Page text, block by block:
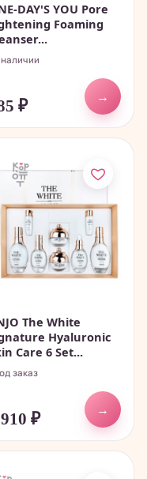
DAY'S YOU Pore
Foaming
₽
→
The White
Hyaluronic
Care 6 Set...
заказ
₽
→